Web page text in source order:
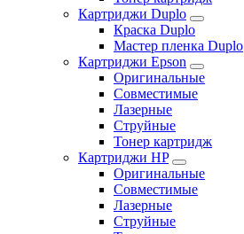
Картриджи Duplo
Краска Duplo
Мастер пленка Duplo
Картриджи Epson
Оригинальные
Совместимые
Лазерные
Струйные
Тонер картридж
Картриджи HP
Оригинальные
Совместимые
Лазерные
Струйные